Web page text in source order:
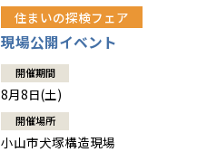
住まいの探検フェア
現場公開イベント
開催期間
8月8日(土)
開催場所
小山市犬塚構造現場